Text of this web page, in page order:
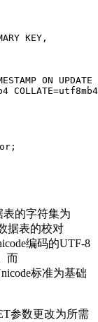
KEY,
ON UPDATE
表的字符集为
据表的校对
编码的UTF-8
而
标准为基础
参数更改为所需